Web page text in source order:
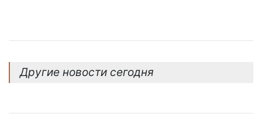
Другие новости сегодня